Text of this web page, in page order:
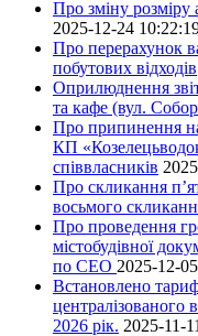
Про зміну розміру
2025-12-24
Про перерахунок
побутових відходів
Оприлюднення
та кафе (вул.
Про припинення
КП
співвласників
Про скликання
восьмого
Про проведення
містобудівної
по СЕО 2025-12-
Встановлено
централізованого
2026 рік. 2025-11-